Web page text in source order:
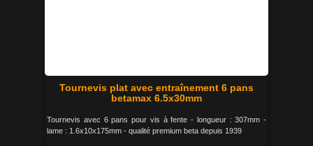
Tournevis plat avec entraînement 6 pans
betamax 6.5x30mm
Tournevis avec 6 pans pour vis à fente - longueur : 307mm -
lame : 1.6x10x175mm - qualité premium beta depuis 1939